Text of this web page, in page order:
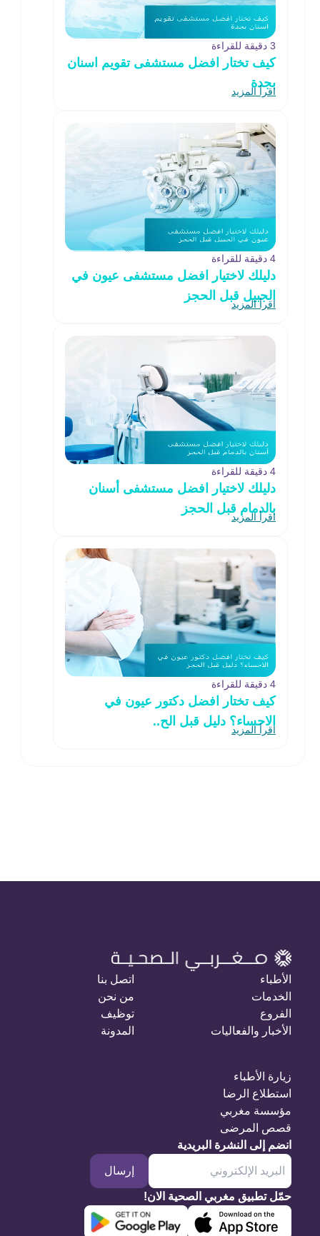
3 دقيقة للقراءة
كيف تختار افضل مستشفى تقويم اسنان
بجدة
اقرأ المزيد
4 دقيقة للقراءة
دليلك لاختيار افضل مستشفى عيون في
الجبيل قبل الحجز
اقرأ المزيد
4 دقيقة للقراءة
دليلك لاختيار افضل مستشفى أسنان
بالدمام قبل الحجز
اقرأ المزيد
4 دقيقة للقراءة
كيف تختار افضل دكتور عيون في
الاحساء؟ دليل قبل الح..
اقرأ المزيد
الأطباء
الخدمات
الفروع
الأخبار والفعاليات
اتصل بنا
من نحن
توظيف
المدونة
زيارة الأطباء
استطلاع الرضا
مؤسسة مغربي
قصص المرضى
انضم إلى النشرة البريدية
إرسال
حمّل تطبيق مغربي الصحية الان!